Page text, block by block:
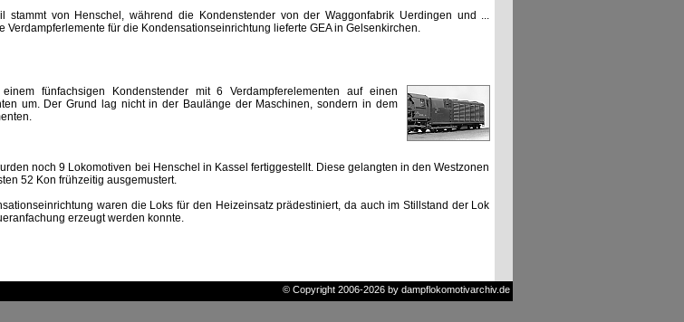
stammt von Henschel, während die Kondenstender von der Waggonfabrik Uerdingen und ...
Verdampferlemente für die Kondensationseinrichtung lieferte GEA in Gelsenkirchen.
fünfachsigen Kondenstender mit 6 Verdampferelementen auf einen
um. Der Grund lag nicht in der Baulänge der Maschinen, sondern in dem
noch 9 Lokomotiven bei Henschel in Kassel fertiggestellt. Diese gelangten in den Westzonen
52 Kon frühzeitig ausgemustert.
waren die Loks für den Heizeinsatz prädestiniert, da auch im Stillstand der Lok
erzeugt werden konnte.
© Copyright 2006-2026 by dampflokomotivarchiv.de